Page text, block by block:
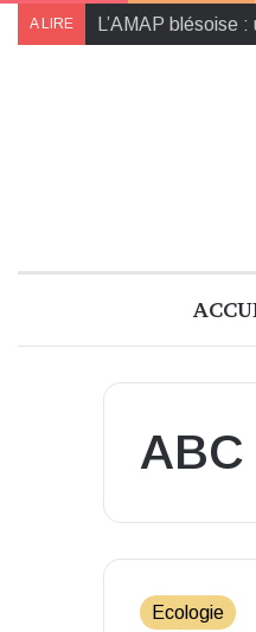
A LIRE L’AMAP blésoise
ABC
Ecologie